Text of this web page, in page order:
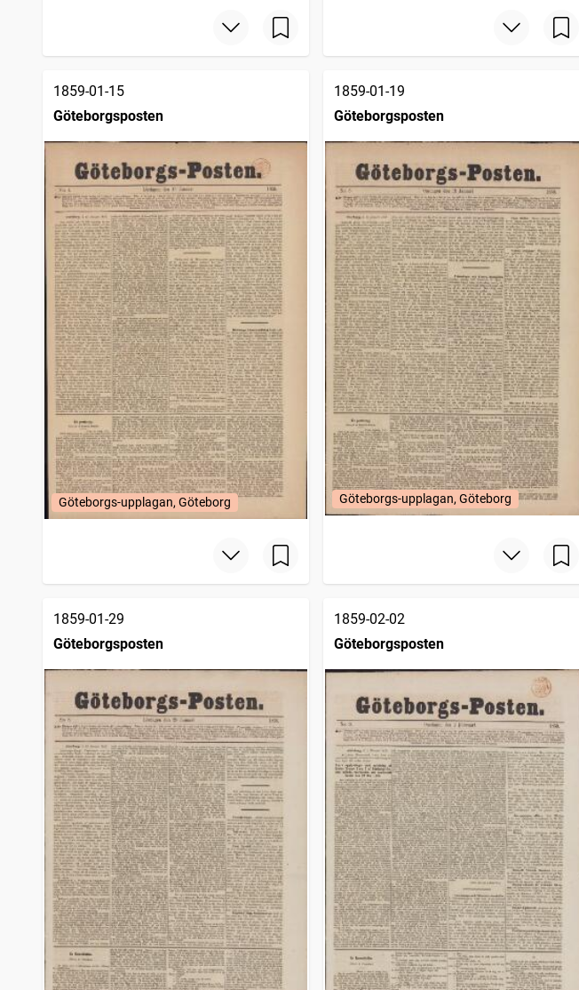
1859-01-15
Göteborgsposten
Göteborgs-upplagan, Göteborg
1859-01-19
Göteborgsposten
Göteborgs-upplagan, Göteborg
1859-01-29
Göteborgsposten
1859-02-02
Göteborgsposten